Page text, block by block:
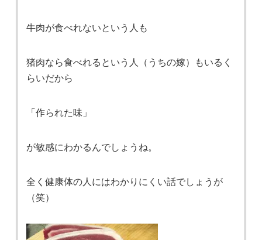
牛肉が食べれないという人も
猪肉なら食べれるという人（うちの嫁）もいるく
らいだから
「作られた味」
が敏感にわかるんでしょうね。
全く健康体の人にはわかりにくい話でしょうが
（笑）